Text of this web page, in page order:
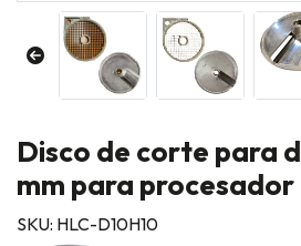
Disco de corte para
mm para
SKU: HLC-D10H10